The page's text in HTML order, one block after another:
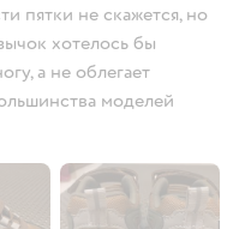
пятки не скажется, но
хотелось бы
а не облегает
моделей